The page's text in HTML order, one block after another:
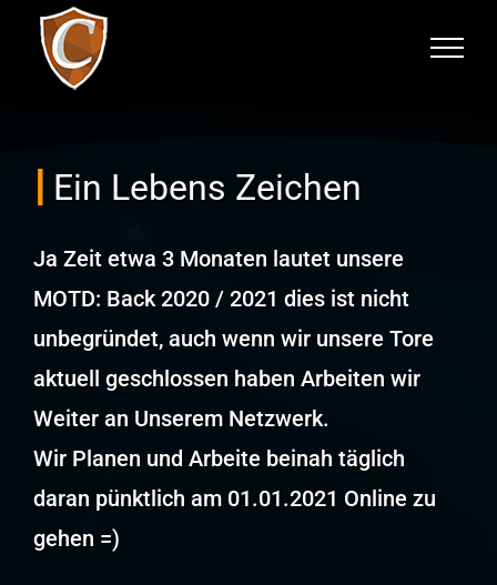
Inhalt
springen
Ein Lebens Zeichen
Ja Zeit etwa 3 Monaten lautet unsere
MOTD: Back 2020 / 2021 dies ist nicht
unbegründet, auch wenn wir unsere Tore
aktuell geschlossen haben Arbeiten wir
Weiter an Unserem Netzwerk.
Wir Planen und Arbeite beinah täglich
daran pünktlich am 01.01.2021 Online zu
gehen =)